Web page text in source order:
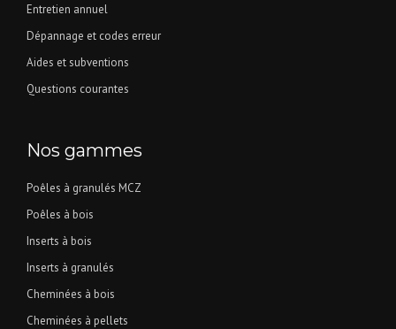
Entretien annuel
Dépannage et codes erreur
Aides et subventions
Questions courantes
Nos gammes
Poêles à granulés MCZ
Poêles à bois
Inserts à bois
Inserts à granulés
Cheminées à bois
Cheminées à pellets